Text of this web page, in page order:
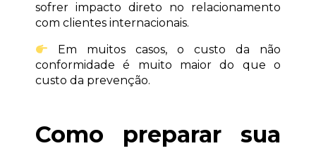
sofrer impacto direto no relacionamento
com clientes internacionais.
Em muitos casos, o custo da não
conformidade é muito maior do que o
custo da prevenção.
Como preparar sua